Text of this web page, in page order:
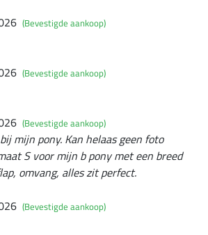
(Bevestigde aankoop)
(Bevestigde aankoop)
(Bevestigde aankoop)
mijn pony. Kan helaas geen foto
S voor mijn b pony met een breed
omvang, alles zit perfect.
(Bevestigde aankoop)